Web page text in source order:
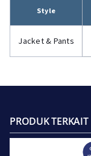
Style
Jacket & Pants
PRODUK TERKAIT